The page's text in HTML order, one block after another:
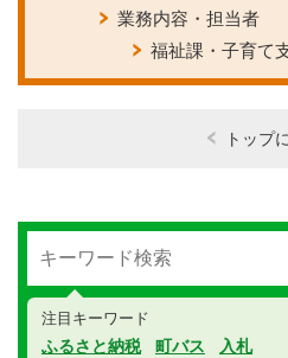
業務内容・担当者
福祉課・子育て
トップ
注目キーワード
ふるさと納税 町バス
入札